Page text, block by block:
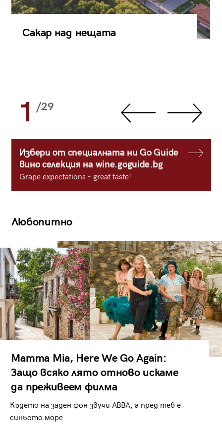
Сакар над нещата
1 /29
Избери от специалната ни Go Guide
вино селекция на wine.goguide.bg
Grape expectations - great taste!
Любопитно
Mamma Mia, Here We Go Again:
Защо всяко лято отново искаме
да преживеем филма
Където на заден фон звучи ABBA, а пред теб е
синьото море